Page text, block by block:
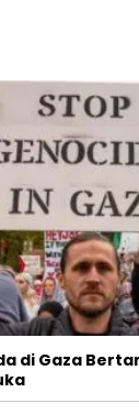
di Gaza